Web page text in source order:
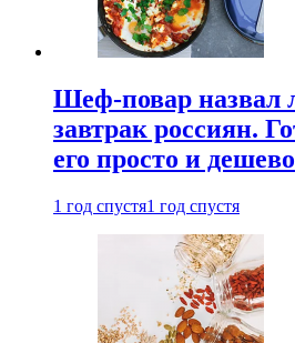
Шеф-повар
завтрак россиян.
его просто и дешево
1 год спустя1 год спустя